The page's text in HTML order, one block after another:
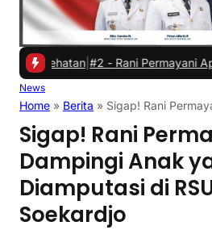
|#2 -Rani Permayani Apreasiasi
News
Home » Berita » Sigap! Rani
Sigap! Rani
Dampingi Anak
Diamputasi di
Soekardjo